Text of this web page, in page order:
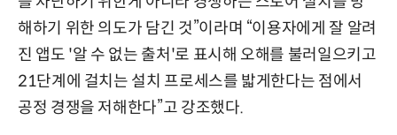
해하기 위한 의도가 담긴 것”이라며 “이용자에게 잘 알려
진 앱도 '알 수 없는 출처'로 표시해 오해를 불러일으키고
21단계에 걸치는 설치 프로세스를 밟게한다는 점에서
공정 경쟁을 저해한다”고 강조했다.